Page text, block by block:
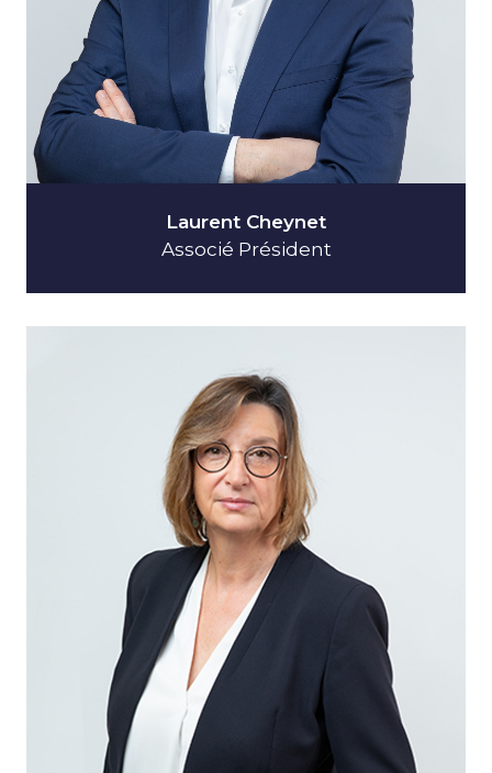
Laurent Cheynet
Associé Président